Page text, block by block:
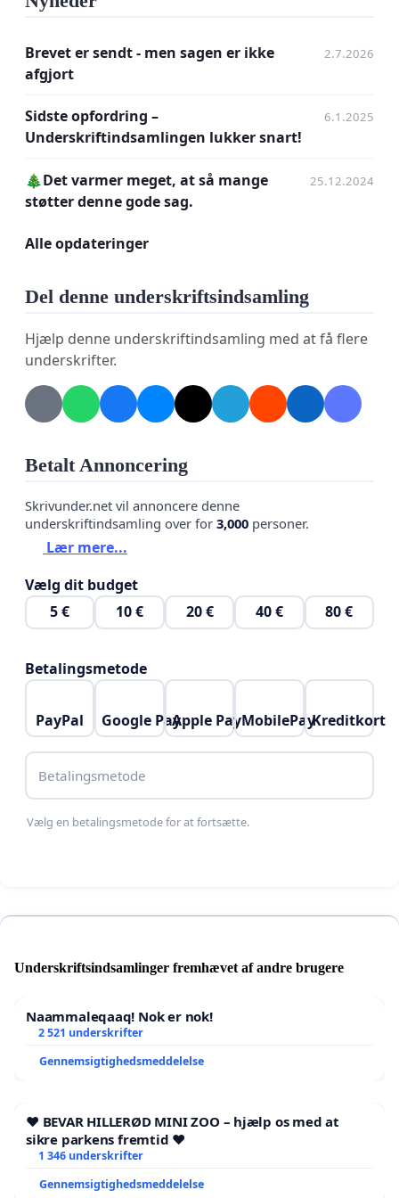
Det er et mareridt."
Borgmesterens udkast til Ankestyrelsen, som skal
afsendes senest 18. juni 2026, fremstiller tilstanden
dokumentation understøtter.
med et brev, der ikke afspejler de
dokumenterede forhold.
Vi anmoder Ankestyrelsen om at:
sagsbehandling på børne- og ungeområdet.
indtil retssikkerheden er sikret i praksis — ikke
kun på papiret.
Sikre, at sagsbehandlingen lever op til Barnets
Lov, Serviceloven, Forvaltningsloven og
For børnenes skyld. For familiernes skyld. For
Brevet er sendt - men sagen er ikke
afgjort
2.7.2026
Sidste opfordring –
Underskriftindsamlingen lukker snart!
6.1.2025
🎄Det varmer meget, at så mange
støtter denne gode sag.
25.12.2024
Alle opdateringer
Del denne underskriftsindsamling
Hjælp denne underskriftindsamling med at få flere
underskrifter.
Betalt Annoncering
Skrivunder.net vil annoncere denne
underskriftindsamling over for 3,000 personer.
Lær mere...
Vælg dit budget
5 €
10 € 20 € 40 € 80 €
Betalingsmetode
PayPal Google PayApple PayMobilePayKreditkort
Betalingsmetode
Vælg en betalingsmetode for at fortsætte.
Underskriftsindsamlinger fremhævet af andre brugere
Naammaleqaaq! Nok er nok!
2 521 underskrifter
Gennemsigtighedsmeddelelse
❤️ BEVAR HILLERØD MINI ZOO – hjælp os med at
sikre parkens fremtid ❤️
1 346 underskrifter
Gennemsigtighedsmeddelelse